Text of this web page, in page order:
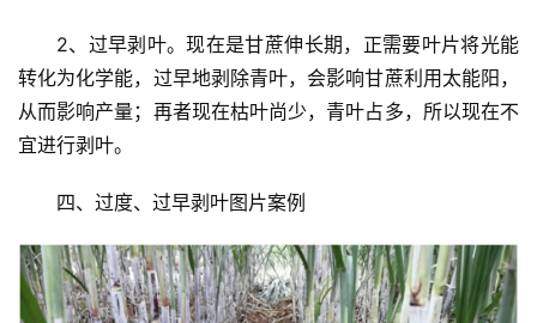
云
众
号
2、过早剥叶。现在是甘蔗伸长期，正需要叶片将光能
转化为化学能，过早地剥除青叶，会影响甘蔗利用太能阳，
从而影响产量；再者现在枯叶尚少，青叶占多，所以现在不
宜进行剥叶。
四、过度、过早剥叶图片案例